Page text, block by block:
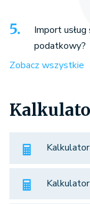
Import
podatkowy?
Zobacz wszystkie